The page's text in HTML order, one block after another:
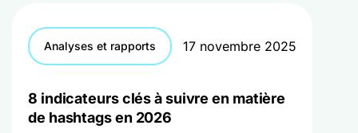
Analyses et rapports 17 novembre 2025
8 indicateurs clés à suivre en matière
de hashtags en 2026